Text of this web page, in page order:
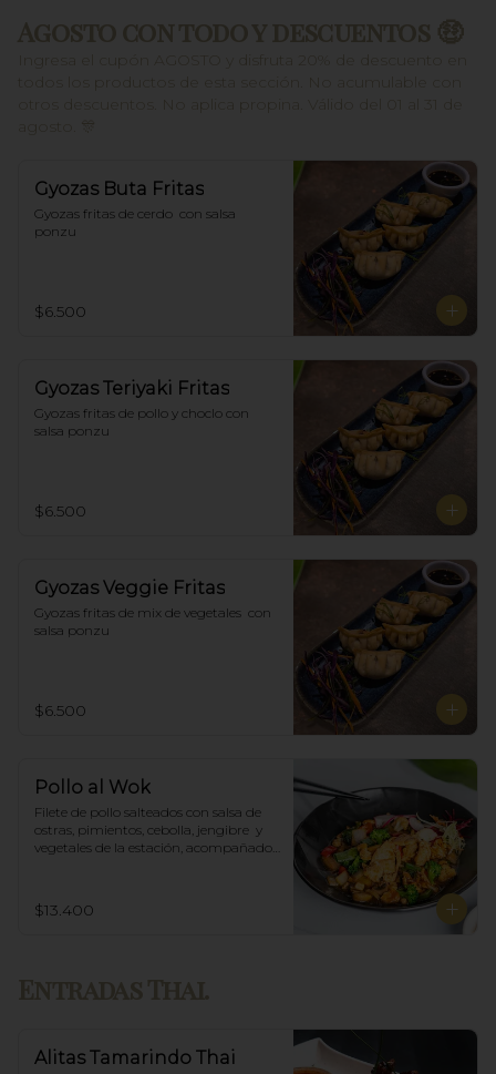
Gyozas Buta Fritas
Gyozas fritas de cerdo  con salsa
ponzu
$6.500
Gyozas Teriyaki Fritas
Gyozas fritas de pollo y choclo con
salsa ponzu
$6.500
Gyozas Veggie Fritas
Gyozas fritas de mix de vegetales  con
salsa ponzu
$6.500
Pollo al Wok
Filete de pollo salteados con salsa de
ostras, pimientos, cebolla, jengibre  y
vegetales de la estación, acompañado
$13.400
Entradas Thai.
Alitas Tamarindo Thai